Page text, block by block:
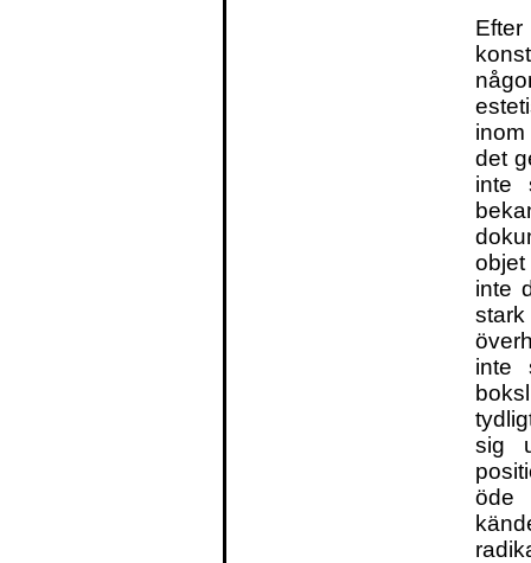
det
inte
inte
inte
sig
öde